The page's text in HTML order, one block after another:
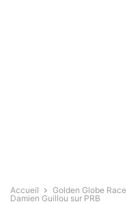
Accueil Golden Globe Race
Damien Guillou sur PRB